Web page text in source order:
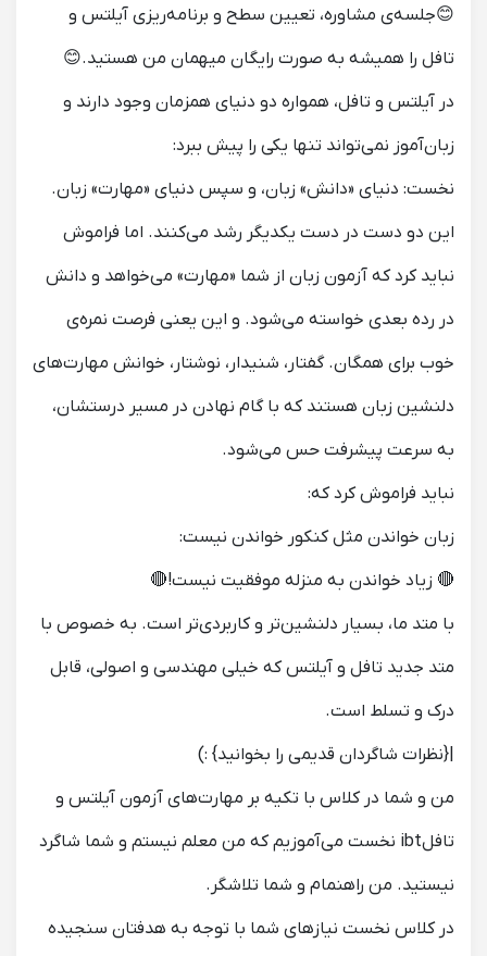
😊جلسه‌ی مشاوره، تعیین سطح و برنامه‌ریزی آیلتس و
تافل را همیشه به صورت رایگان میهمان من هستید.😊
در آیلتس و تافل، همواره دو دنیای همزمان وجود دارند و
زبان‌آموز نمی‌تواند تنها یکی را پیش ببرد:
نخست: دنیای «دانش» زبان، و سپس دنیای «مهارت» زبان.
این دو دست در دست یکدیگر رشد می‌کنند. اما فراموش
نباید کرد که آزمون‌ زبان از شما «مهارت» می‌خواهد و دانش
در رده‌ بعدی خواسته می‌شود. و این یعنی فرصت نمره‌ی
خوب برای همگان. گفتار، شنیدار، نوشتار، خوانش مهارت‌های
دلنشین زبان هستند که با گام نهادن در مسیر درستشان،
به سرعت پیشرفت حس می‌شود.
نباید فراموش کرد که:
زبان خواندن مثل کنکور خواندن نیست:
🔴 زیاد خواندن به منزله موفقیت نیست!🔴
با متد ما، بسیار دلنشین‌تر و کاربردی‌تر است. به خصوص با
متد جدید تافل و آیلتس که خیلی مهندسی و اصولی، قابل
درک و تسلط است.
|{نظرات شاگردان قدیمی را بخوانید} :)
من و شما در کلاس با تکیه بر مهارت‌های آزمون آیلتس و
تافلibt نخست می‌آموزیم که من معلم نیستم و شما شاگرد
نیستید. من راهنمام و شما تلاشگر.
در کلاس‌ نخست نیازهای شما با توجه به هدفتان سنجیده